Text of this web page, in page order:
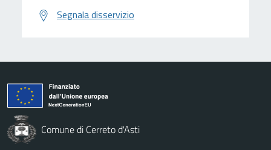
Segnala disservizio
Comune di Cerreto d'Asti